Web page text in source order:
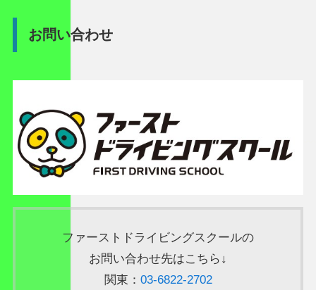
お問い合わせ
ファーストドライビングスクールの
お問い合わせ先はこちら↓
関東： 03-6822-2702